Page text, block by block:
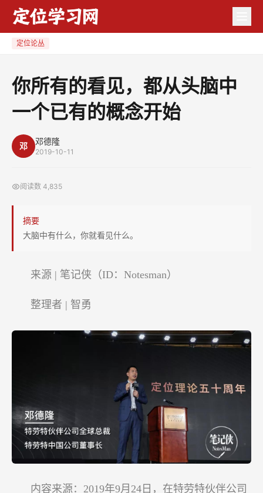
见，
定位论丛
你所有的看见，都从头脑中
一个已有的概念开始
邓 邓德隆
2019-10-11
阅读数 4,835
摘要
大脑中有什么，你就看见什么。
来源 | 笔记侠（ID：Notesman）
整理者 | 智勇
内容来源：2019年9月24日，在特劳特伙伴公司